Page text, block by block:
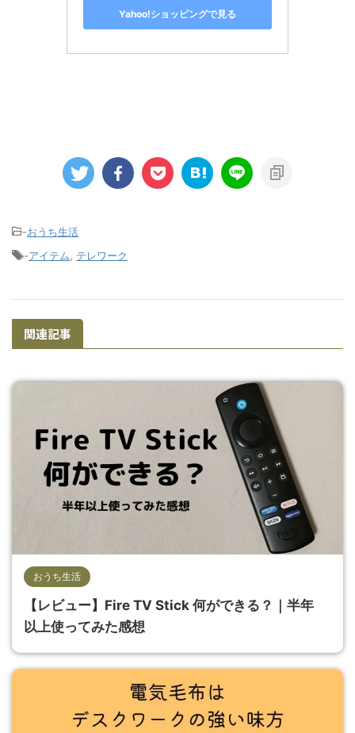
Yahoo!ショッピングで見る
-おうち生活
-アイテム テレワーク
関連記事
おうち生活
【レビュー】Fire TV Stick 何ができる？｜半年
以上使ってみた感想